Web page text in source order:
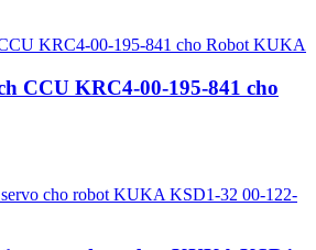
CCU KRC4-00-195-841 cho